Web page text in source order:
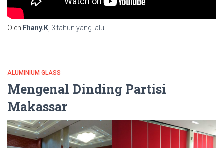
Oleh Fhany.K 3 tahun yang lalu
ALUMINIUM GLASS
Mengenal Dinding Partisi
Makassar